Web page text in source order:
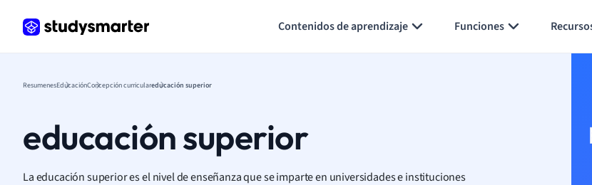
Contenidos de aprendizaje Funciones
ResumenesEducaciónConcepción curriculareducación superior
educación superior
La educación superior es el nivel de enseñanza que se imparte en universidades e instituciones